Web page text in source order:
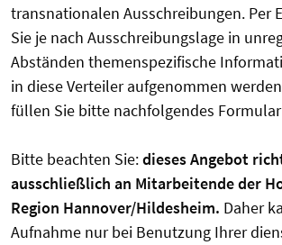
transnationalen Ausschreibungen. Per
Sie je nach Ausschreibungslage in
Abständen themenspezifische
in diese Verteiler aufgenommen
füllen Sie bitte nachfolgendes
Bitte beachten Sie:dieses Angebot
ausschließlich an Mitarbeitende der
Region Hannover/Hildesheim. Daher
Aufnahme nur bei Benutzung Ihrer